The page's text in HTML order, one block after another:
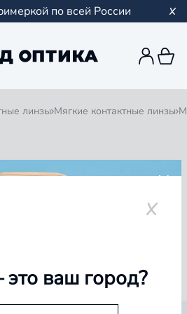
по всей России
линзы Мягкие контактные линзы
ваш город?